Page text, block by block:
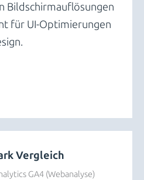
Bildschirmauflösungen
für UI-Optimierungen
Vergleich
GA4 (Webanalyse)